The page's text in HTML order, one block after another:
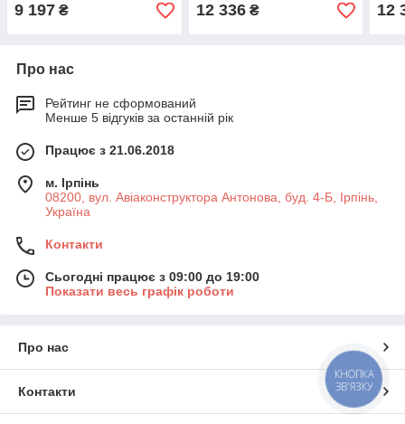
9 197 ₴ 12 336₴ 12
Про нас
Рейтинг не сформований
Менше 5 відгуків за останній рік
Працює з 21.06.2018
м. Ірпінь
08200, вул. Авіаконструктора Антонова, буд. 4-Б, Ірпінь,
Україна
Контакти
Сьогодні працює з 09:00 до 19:00
Показати весь графік роботи
Про нас
Контакти
КНОПКА
ЗВ'ЯЗКУ